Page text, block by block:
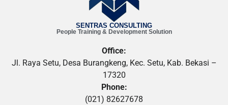
SENTRAS CONSULTING
People Training & Development Solution
Office:
Jl. Raya Setu, Desa Burangkeng, Kec. Setu, Kab. Bekasi –
17320
Phone:
(021) 82627678